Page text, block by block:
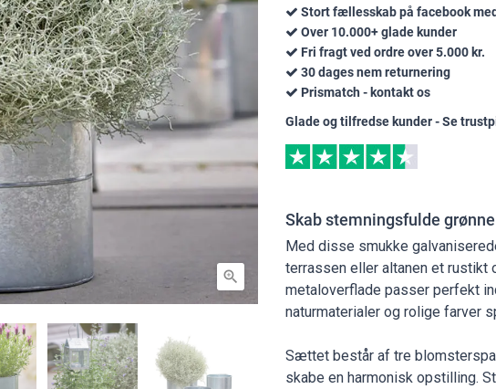

Stort fællesskab på facebook
Over 10.000+ glade kunder
Fri fragt ved ordre over 5.000 kr.
30 dages nem returnering
Prismatch - kontakt os
Glade og tilfredse kunder - Se
Skab stemningsfulde
Med disse smukke
terrassen eller altanen et rustikt
metaloverflade passer perfekt
naturmaterialer og rolige farver
Sættet består af tre
skabe en harmonisk opstilling.